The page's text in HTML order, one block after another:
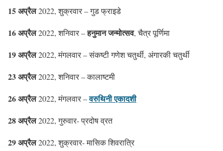
15 अप्रैल2022, शुक्रवार – गुड फ्राइडे
16 अप्रैल2022, शनिवार –हनुमान जन्मोत्सव, चैत्र पूर्णिमा
19 अप्रैल2022, मंगलवार – संकष्टी गणेश चतुर्थी, अंगारकी चतुर्थी
23 अप्रैल2022, शनिवार – कालाष्टमी
26 अप्रैल2022, मंगलवार –वरुथिनी एकादशी
28 अप्रैल2022, गुरुवार- प्रदोष व्रत
29 अप्रैल2022, शुक्रवार- मासिक शिवरात्रि